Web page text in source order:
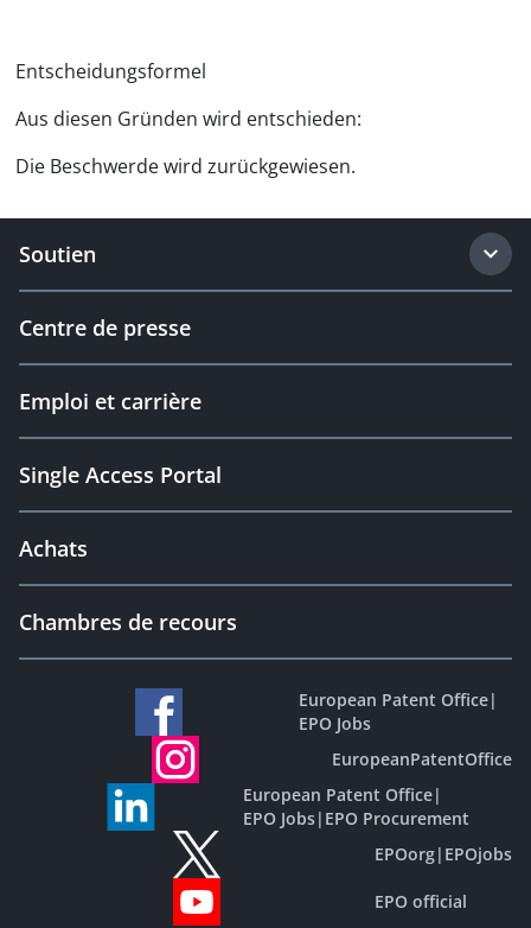
Entscheidungsformel
Aus diesen Gründen wird entschieden:
Die Beschwerde wird zurückgewiesen.
Soutien
Centre de presse
Emploi et carrière
Single Access Portal
Achats
Chambres de recours
European Patent Office|
EPO Jobs
EuropeanPatentOffice
European Patent Office|
EPO Jobs| EPO Procurement
EPOorg| EPOjobs
EPO official